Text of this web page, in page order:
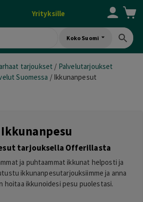
Yrityksille
Koko Suomi
tarjoukset / Palvelutarjoukset
Suomessa /Ikkunanpesut
Ikkunanpesu
tarjouksella Offerillasta
ja puhtaammat ikkunat helposti ja
ikkunanpesutarjouksiimme ja anna
hoitaa ikkunoidesi pesu puolestasi.